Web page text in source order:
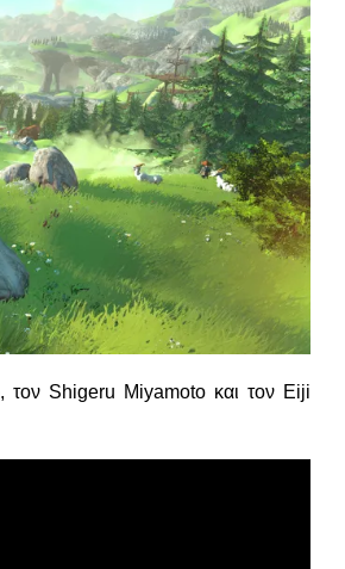
τον Shigeru Miyamoto και τον Eiji